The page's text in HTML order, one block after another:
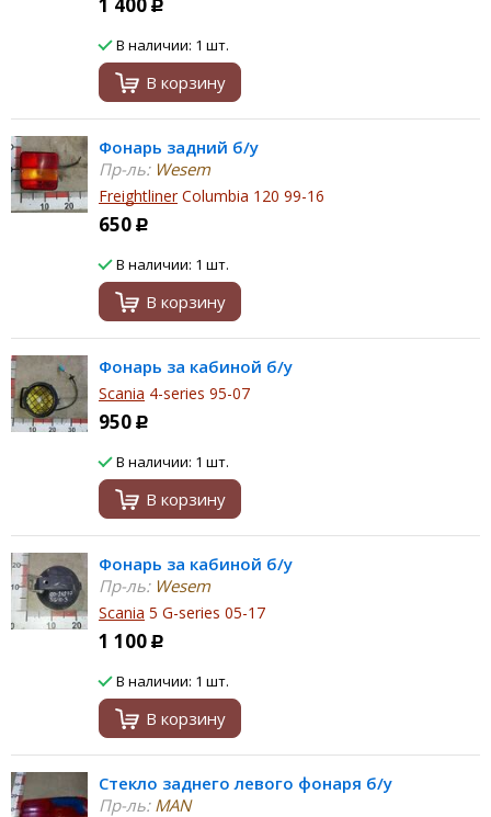
Р
В наличии: 1 шт.
В корзину
Фонарь задний б/у
Пр-ль:Wesem
FreightlinerColumbia 120 99-16
650 Р
В наличии: 1 шт.
В корзину
Фонарь за кабиной б/у
Scania 4-series 95-07
950 Р
В наличии: 1 шт.
В корзину
Фонарь за кабиной б/у
Пр-ль:Wesem
Scania 5 G-series 05-17
1 100 Р
В наличии: 1 шт.
В корзину
Стекло заднего левого фонаря б/у
Пр-ль:MAN